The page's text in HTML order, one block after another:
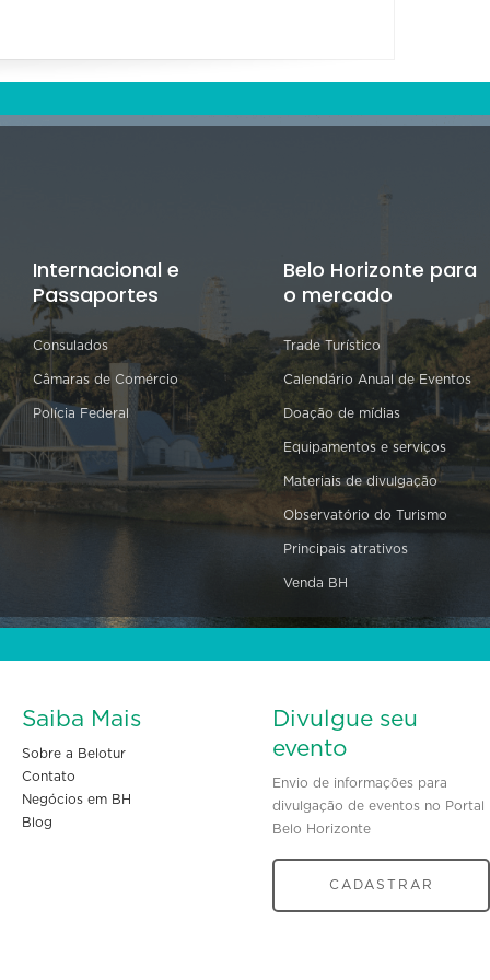
Internacional e
Passaportes
Consulados
Câmaras de Comércio
Polícia Federal
Belo Horizonte para
o mercado
Trade Turístico
Calendário Anual de Eventos
Doação de mídias
Equipamentos e serviços
Materiais de divulgação
Observatório do Turismo
Principais atrativos
Venda BH
Saiba Mais
Sobre a Belotur
Contato
Negócios em BH
Blog
Divulgue seu
evento
Envio de informações para
divulgação de eventos no Portal
Belo Horizonte
CADASTRAR